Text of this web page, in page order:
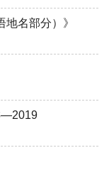
地名部分）》